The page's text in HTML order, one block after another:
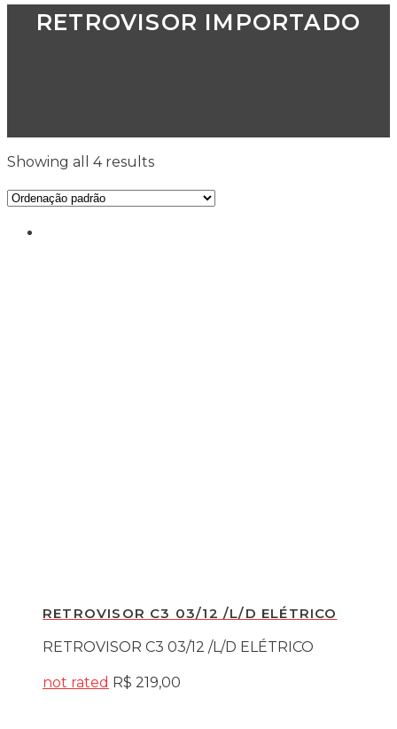
RETROVISOR IMPORTADO
Showing all 4 results
RETROVISOR C3 03/12 /L/D ELÉTRICO
RETROVISOR C3 03/12 /L/D ELÉTRICO
not rated R$ 219,00